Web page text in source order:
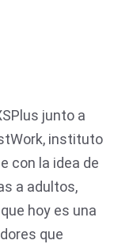
junto a
instituto
con la idea de
a adultos,
hoy es una
que